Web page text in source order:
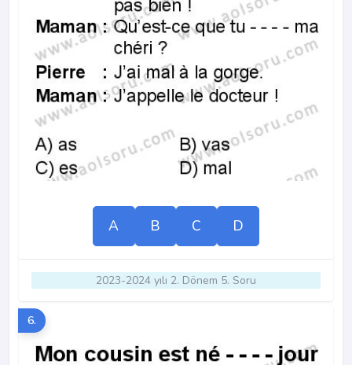
A B C D
2023-2024 yılı 2. Dönem 5. Soru
6.